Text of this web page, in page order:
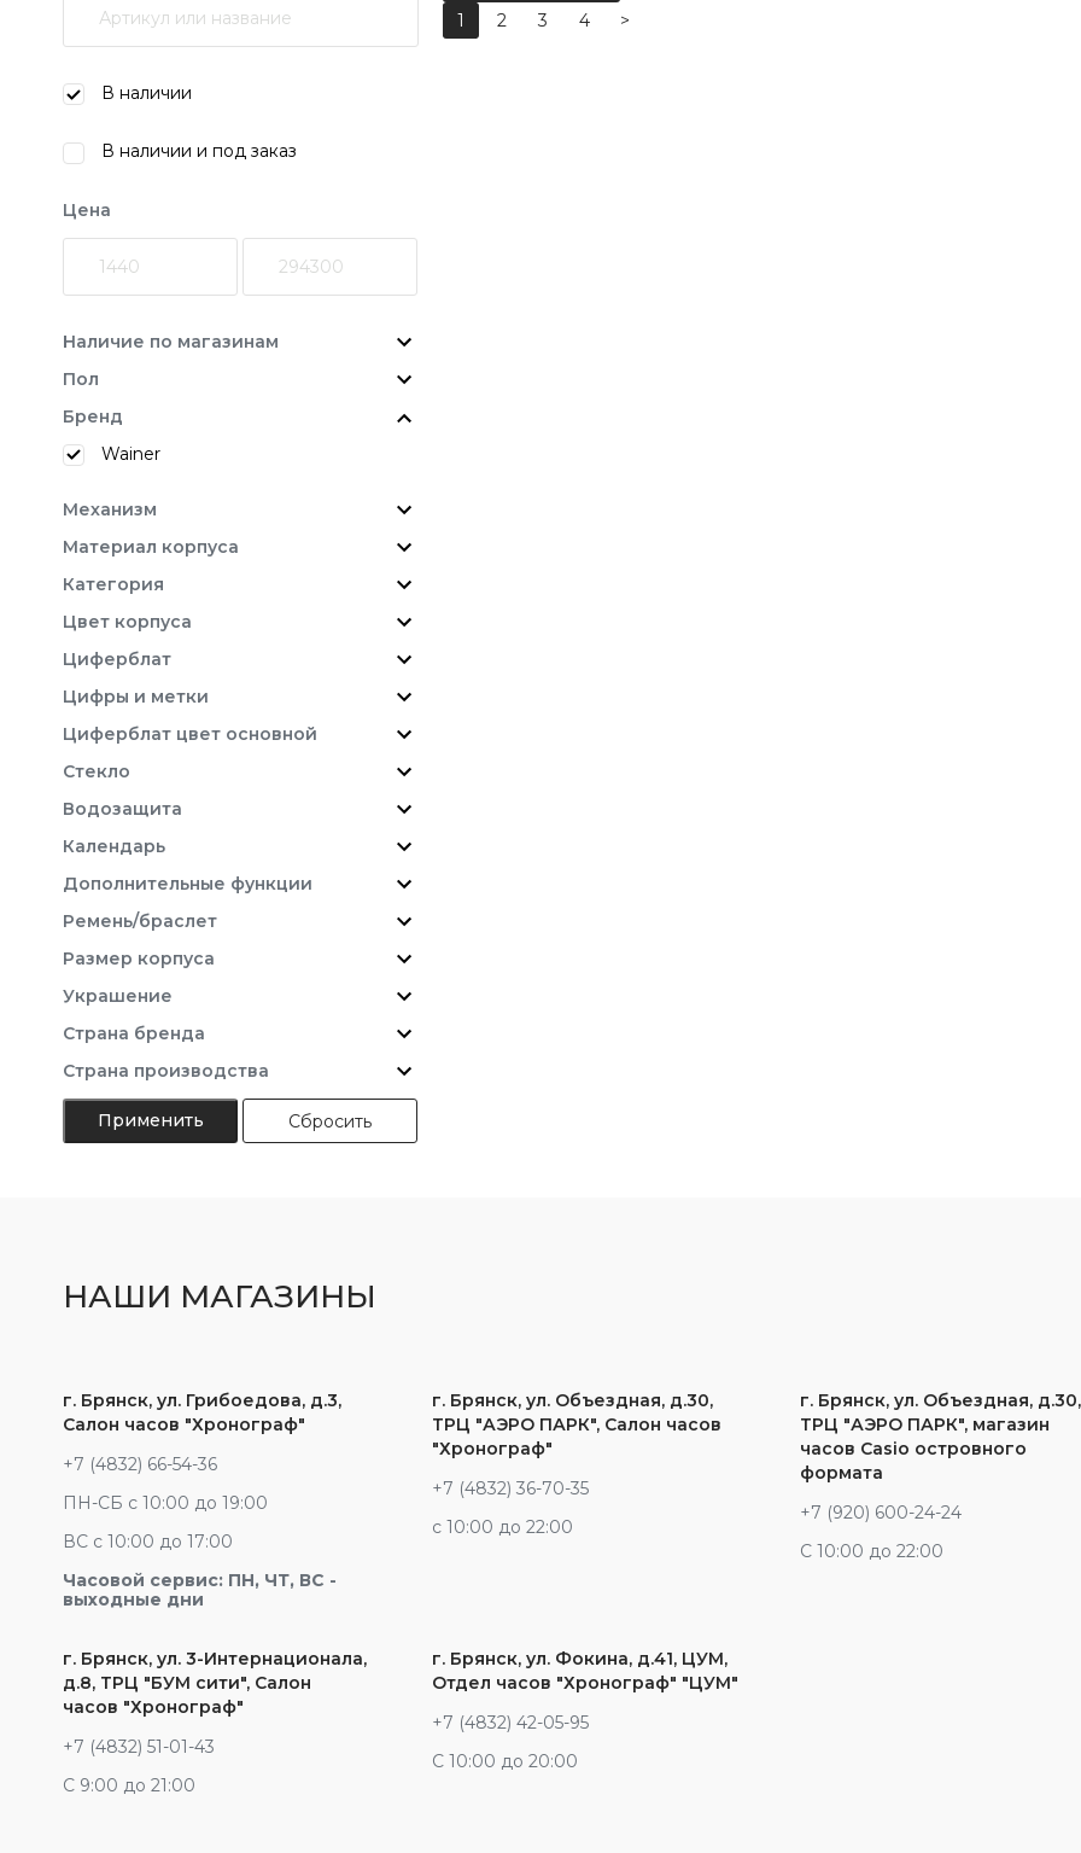
В наличии
В наличии и под заказ
Цена
Наличие по магазинам
Пол
Бренд
Wainer
Механизм
Материал корпуса
Категория
Цвет корпуса
Циферблат
Цифры и метки
Циферблат цвет основной
Стекло
Водозащита
Календарь
Дополнительные функции
Ремень/браслет
Размер корпуса
Украшение
Страна бренда
Страна производства
Сбросить
1
2 3 4 >
НАШИ МАГАЗИНЫ
г. Брянск, ул. Грибоедова, д.3,
Салон часов "Хронограф"
+7 (4832) 66-54-36
ПН-СБ с 10:00 до 19:00
ВС с 10:00 до 17:00
Часовой сервис: ПН, ЧТ, ВС -
выходные дни
г. Брянск, ул. Объездная, д.30,
ТРЦ "АЭРО ПАРК", Салон часов
"Хронограф"
+7 (4832) 36-70-35
c 10:00 до 22:00
г. Брянск, ул. Объездная, д.30,
ТРЦ "АЭРО ПАРК", магазин
часов Casio островного
формата
+7 (920) 600-24-24
С 10:00 до 22:00
г. Брянск, ул. 3-Интернационала,
д.8, ТРЦ "БУМ сити", Салон
часов "Хронограф"
+7 (4832) 51-01-43
С 9:00 до 21:00
г. Брянск, ул. Фокина, д.41, ЦУМ,
Отдел часов "Хронограф" "ЦУМ"
+7 (4832) 42-05-95
С 10:00 до 20:00